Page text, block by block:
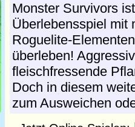
Monster Survivors
Überlebensspiel mit
Roguelite-
überleben!
fleischfressende
Doch in diesem
zum Ausweichen